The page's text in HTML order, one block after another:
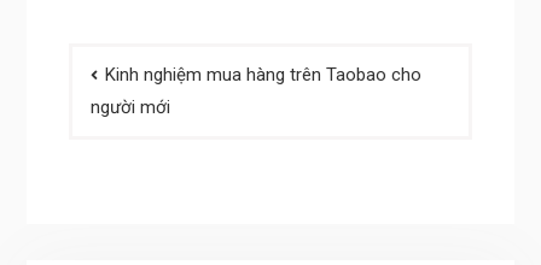
Post
navigation
Kinh nghiệm mua hàng trên Taobao cho
người mới